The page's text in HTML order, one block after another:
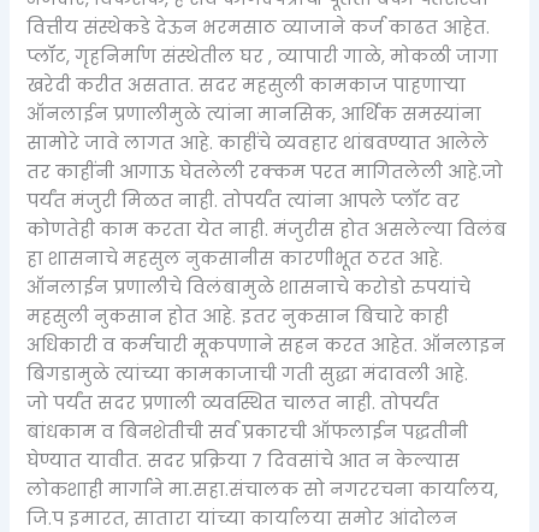
वित्तीय संस्थेकडे देऊन भरमसाठ व्याजाने कर्ज काढत आहेत.
प्लॉट, गृहनिर्माण संस्थेतील घर , व्यापारी गाळे, मोकळी जागा
खरेदी करीत असतात. सदर महसुली कामकाज पाहणाऱ्या
ऑनलाईन प्रणालीमुळे त्यांना मानसिक, आर्थिक समस्यांना
सामोरे जावे लागत आहे. काहींचे व्यवहार थांबवण्यात आलेले
तर काहींनी आगाऊ घेतलेली रक्कम परत मागितलेली आहे.जो
पर्यंत मंजुरी मिळत नाही. तोपर्यंत त्यांना आपले प्लॉट वर
कोणतेही काम करता येत नाही. मंजुरीस होत असलेल्या विलंब
हा शासनाचे महसुल नुकसानीस कारणीभूत ठरत आहे.
ऑनलाईन प्रणालीचे विलंबामुळे शासनाचे करोडो रुपयांचे
महसुली नुकसान होत आहे. इतर नुकसान बिचारे काही
अधिकारी व कर्मचारी मूकपणाने सहन करत आहेत. ऑनलाइन
बिगडामुळे त्यांच्या कामकाजाची गती सुद्धा मंदावली आहे.
जो पर्यंत सदर प्रणाली व्यवस्थित चालत नाही. तोपर्यंत
बांधकाम व बिनशेतीची सर्व प्रकारची ऑफलाईन पद्धतीनी
घेण्यात यावीत. सदर प्रक्रिया ७ दिवसांचे आत न केल्यास
लोकशाही मार्गाने मा.सहा.संचालक सो नगररचना कार्यालय,
जि.प इमारत, सातारा यांच्या कार्यालया समोर आंदोलन